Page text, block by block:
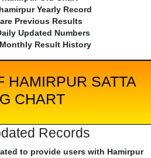
Yearly Record
Previous Results
Updated Numbers
Result History
HAMIRPUR SATTA
CHART
Records
to provide users with Hamirpur